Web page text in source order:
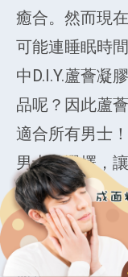
癒合。然而現
可能連睡眠時
中D.I.Y.蘆薈凝
品呢？因此蘆
適合所有男士！
男士的選擇，
Perfect Men
疏通毛孔，改